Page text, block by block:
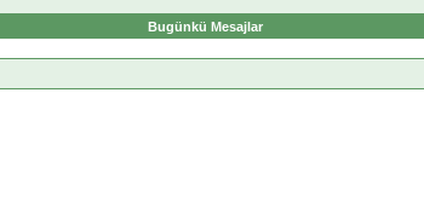
Bugünkü Mesajlar